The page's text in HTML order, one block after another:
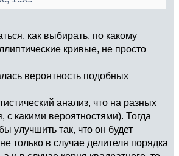
как выбирать, по какому
кривые, не просто
вероятность подобных
анализ, что на разных
с какими вероятностями). Тогда
улучшить так, что он будет
только в случае делителя порядка